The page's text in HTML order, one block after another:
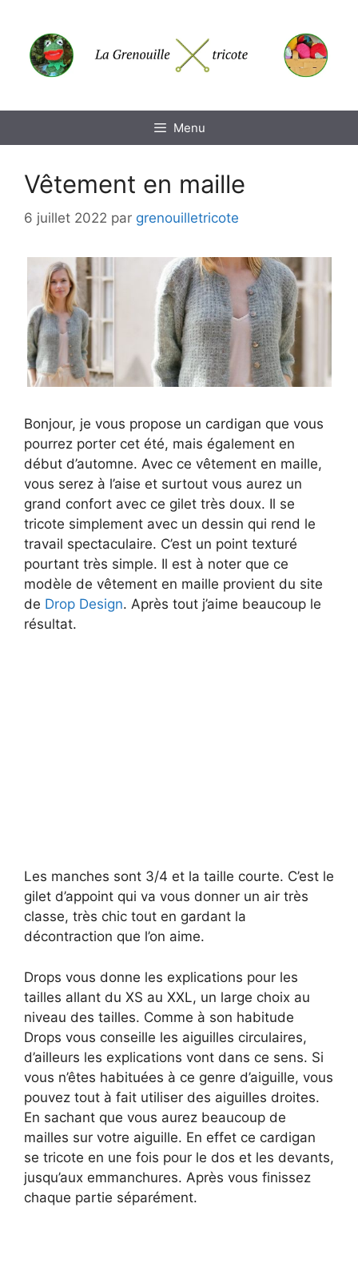
contenu
Menu
Vêtement en maille
6 juillet 2022 par grenouilletricote
Bonjour, je vous propose un cardigan que vous
pourrez porter cet été, mais également en
début d’automne. Avec ce vêtement en maille,
vous serez à l’aise et surtout vous aurez un
grand confort avec ce gilet très doux. Il se
tricote simplement avec un dessin qui rend le
travail spectaculaire. C’est un point texturé
pourtant très simple. Il est à noter que ce
modèle de vêtement en maille provient du site
de Drop Design. Après tout j’aime beaucoup le
résultat.
Les manches sont 3/4 et la taille courte. C’est le
gilet d’appoint qui va vous donner un air très
classe, très chic tout en gardant la
décontraction que l’on aime.
Drops vous donne les explications pour les
tailles allant du XS au XXL, un large choix au
niveau des tailles. Comme à son habitude
Drops vous conseille les aiguilles circulaires,
d’ailleurs les explications vont dans ce sens. Si
vous n’êtes habituées à ce genre d’aiguille, vous
pouvez tout à fait utiliser des aiguilles droites.
En sachant que vous aurez beaucoup de
mailles sur votre aiguille. En effet ce cardigan
se tricote en une fois pour le dos et les devants,
jusqu’aux emmanchures. Après vous finissez
chaque partie séparément.